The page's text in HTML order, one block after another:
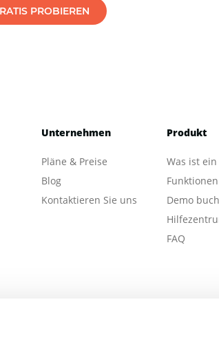
PROBIEREN
Unternehmen
Pläne & Preise
Blog
Kontaktieren Sie uns
Produkt
Was ist
Funktionen
Demo
FAQ